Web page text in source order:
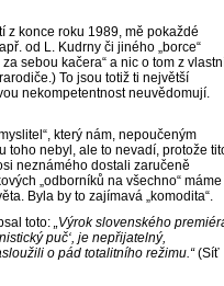
z konce roku 1989, mě pokaždé
od L. Kudrny či jiného „borce“
sebou kačera“ a nic o tom z
To jsou totiž ti největší
nekompetentnost neuvědomují.
který nám, nepoučeným
toho nebyl, ale to nevadí, protože
neznámého dostali zaručeně
„odborníků na všechno“ máme
Byla by to zajímavá „komodita“.
toto: „Výrok slovenského
puč‘, je nepřijatelný,
o pád totalitního režimu.“(Síť